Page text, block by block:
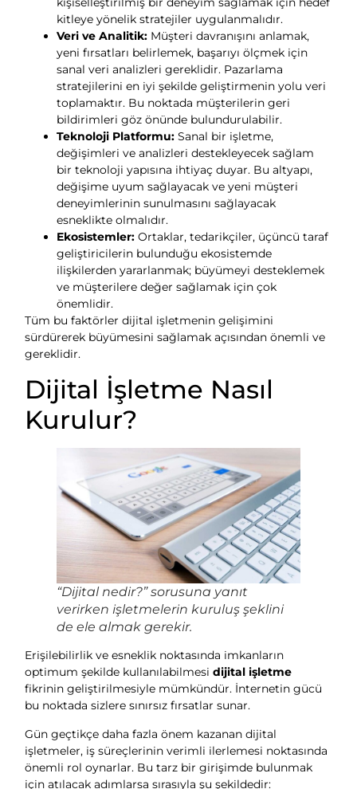
kitleye yönelik stratejiler uygulanmalıdır.
Veri ve Analitik: Müşteri davranışını anlamak,
yeni fırsatları belirlemek, başarıyı ölçmek için
sanal veri analizleri gereklidir. Pazarlama
stratejilerini en iyi şekilde geliştirmenin yolu veri
toplamaktır. Bu noktada müşterilerin geri
bildirimleri göz önünde bulundurulabilir.
Teknoloji Platformu: Sanal bir işletme,
değişimleri ve analizleri destekleyecek sağlam
bir teknoloji yapısına ihtiyaç duyar. Bu altyapı,
değişime uyum sağlayacak ve yeni müşteri
deneyimlerinin sunulmasını sağlayacak
esneklikte olmalıdır.
Ekosistemler:Ortaklar, tedarikçiler, üçüncü taraf
geliştiricilerin bulunduğu ekosistemde
ilişkilerden yararlanmak; büyümeyi desteklemek
ve müşterilere değer sağlamak için çok
önemlidir.
Tüm bu faktörler dijital işletmenin gelişimini
sürdürerek büyümesini sağlamak açısından önemli ve
gereklidir.
Dijital İşletme Nasıl
Kurulur?
“Dijital nedir?” sorusuna yanıt
verirken işletmelerin kuruluş şeklini
de ele almak gerekir.
Erişilebilirlik ve esneklik noktasında imkanların
optimum şekilde kullanılabilmesidijital işletme
fikrinin geliştirilmesiyle mümkündür. İnternetin gücü
bu noktada sizlere sınırsız fırsatlar sunar.
Gün geçtikçe daha fazla önem kazanan dijital
işletmeler, iş süreçlerinin verimli ilerlemesi noktasında
önemli rol oynarlar. Bu tarz bir girişimde bulunmak
için atılacak adımlarsa sırasıyla şu şekildedir: